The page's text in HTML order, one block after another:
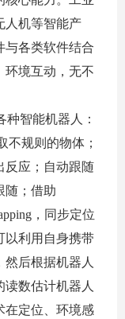
人机等智能产
与各类软件结合
环境互动，无不
智能机器人：
不规则的物体；
反应；自动跟随
随；借助
，同步定位
以利用自身携带
后根据机器人
数估计机器人
在定位、环境感